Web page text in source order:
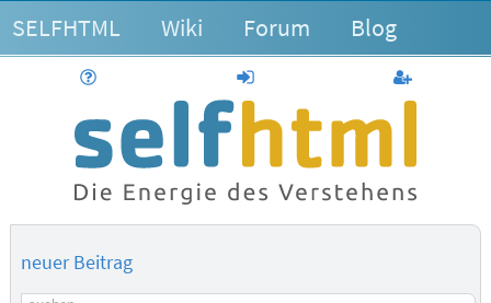
SELFHTML Wiki Forum Blog
anmelden
neuer Beitrag